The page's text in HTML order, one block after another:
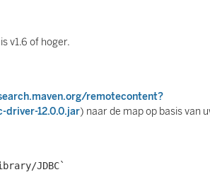
v1.6 of hoger.
remotecontent?
12.0.0.jar) naar de map op basis van
JDBC`